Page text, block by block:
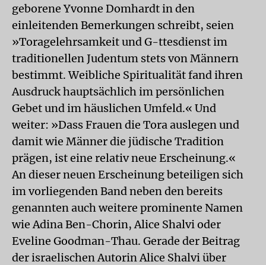
geborene Yvonne Domhardt in den
einleitenden Bemerkungen schreibt, seien
»Toragelehrsamkeit und G-ttesdienst im
traditionellen Judentum stets von Männern
bestimmt. Weibliche Spiritualität fand ihren
Ausdruck hauptsächlich im persönlichen
Gebet und im häuslichen Umfeld.« Und
weiter: »Dass Frauen die Tora auslegen und
damit wie Männer die jüdische Tradition
prägen, ist eine relativ neue Erscheinung.«
An dieser neuen Erscheinung beteiligen sich
im vorliegenden Band neben den bereits
genannten auch weitere prominente Namen
wie Adina Ben-Chorin, Alice Shalvi oder
Eveline Goodman-Thau. Gerade der Beitrag
der israelischen Autorin Alice Shalvi über